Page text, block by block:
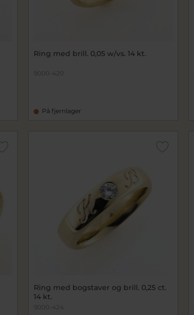
Ring med brill. 0,05 w/vs. 14 kt.
9000-420
På fjernlager
Ring med bogstaver og brill. 0,25 ct.
14 kt.
9000-424